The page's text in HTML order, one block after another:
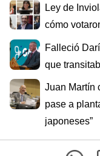
Ley de
cómo
Falleció
que
Juan Martín
pase a
japoneses”